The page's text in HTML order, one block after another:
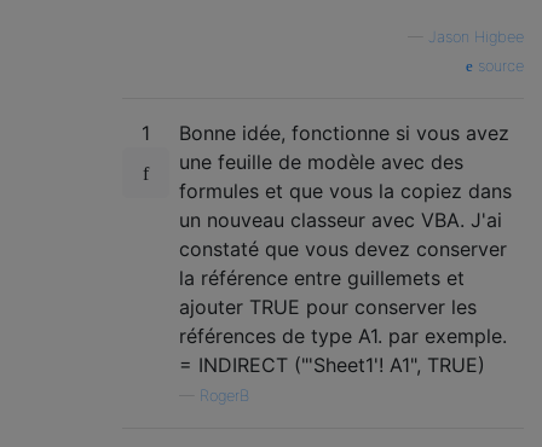
Jason Higbee
source
1
Bonne idée, fonctionne si vous avez
une feuille de modèle avec des
formules et que vous la copiez dans
un nouveau classeur avec VBA. J'ai
constaté que vous devez conserver
la référence entre guillemets et
ajouter TRUE pour conserver les
références de type A1. par exemple.
= INDIRECT ("'Sheet1'! A1", TRUE)
RogerB